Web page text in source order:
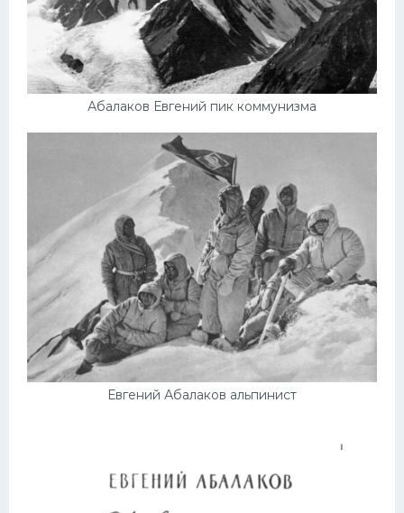
Абалаков Евгений пик коммунизма
Евгений Абалаков альпинист